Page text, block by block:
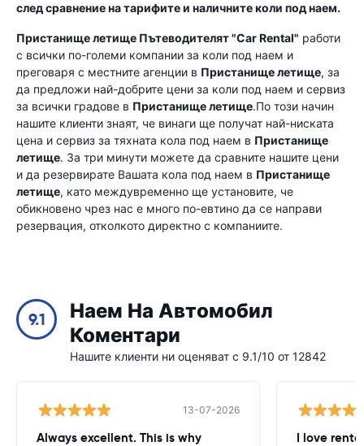
след сравнение на тарифите и наличните коли под наем.
Пристанище летище Пътеводителят "Car Rental" работи
с всички по-големи компании за коли под наем и
преговаря с местните агенции в Пристанище летище, за
да предложи най-добрите цени за коли под наем и сервиз
за всички градове в Пристанище летище.По този начин
нашите клиенти знаят, че винаги ще получат най-ниската
цена и сервиз за тяхната кола под наем в Пристанище
летище. За три минути можете да сравните нашите цени
и да резервирате Вашата кола под наем в Пристанище
летище, като междувременно ще установите, че
обикновено чрез нас е много по-евтино да се направи
резервация, отколкото директно с компаниите.
9.1
Наем На Автомобил
Коментари
Нашите клиенти ни оценяват с 9.1/10 от 12842
13-07-2026
Always excellent. This is why I love